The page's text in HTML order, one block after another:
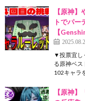
【原神
トでパー
【
▼投票宜し
る原神ベ
102キャラ
【原神